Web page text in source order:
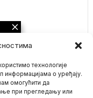
технологије
информацијама о уређају.
омогућити да
при прегледању или
su